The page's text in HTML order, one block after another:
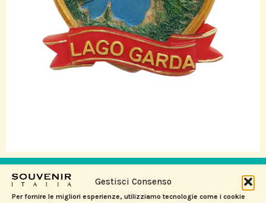
Gestisci Consenso
Per fornire le migliori esperienze, utilizziamo tecnologie come i cookie
PRODOTTI CORRELATI